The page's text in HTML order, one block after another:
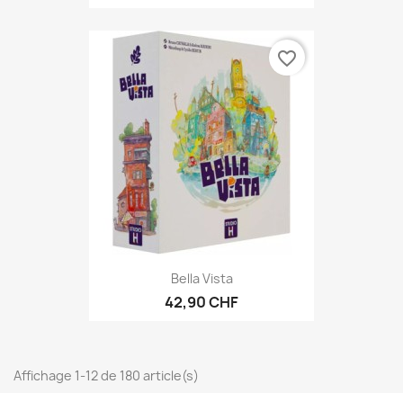
Bella Vista
42,90 CHF
favorite_border
Affichage 1-12 de 180 article(s)